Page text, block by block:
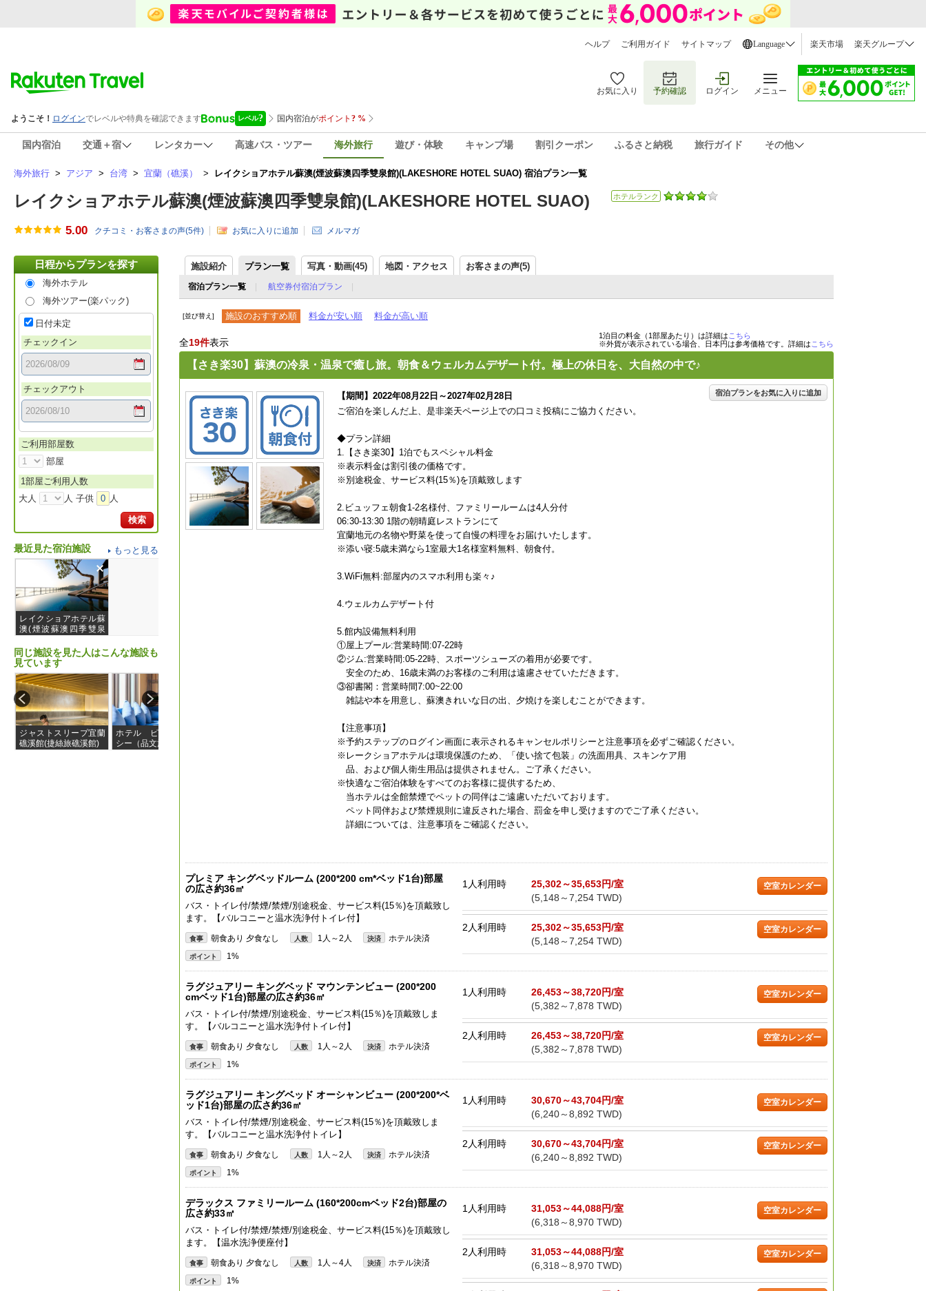
ヘルプ ご利用ガイド サイトマップ Language 楽天市場 楽天グループ
お気に入り 予約確認 ログイン メニュー
国内宿泊 交通＋宿 レンタカー 高速バス・ツアー 海外旅行 遊び・体験 キャンプ場 割引クーポン ふるさと納税 旅行ガイド その他
海外旅行 > アジア > 台湾 > 宜蘭（礁溪） > レイクショアホテル蘇澳(煙波蘇澳四季雙泉館)(LAKESHORE HOTEL SUAO) 宿泊プラン一覧
レイクショアホテル蘇澳(煙波蘇澳四季雙泉館)(LAKESHORE HOTEL SUAO) ホテルランク
5.00 クチコミ・お客さまの声(5件) お気に入りに追加 メルマガ
日程からプランを探す
海外ホテル
海外ツアー(楽パック)
日付未定
チェックイン
チェックアウト
ご利用部屋数
部屋
1部屋ご利用人数
大人
人 子供 0 人
検索
最近見た宿泊施設 もっと見る
レイクショアホテル蘇
澳(煙波蘇澳四季雙泉
同じ施設を見た人はこんな施設も
見ています
ジャストスリープ宜蘭
礁溪館(捷絲旅礁溪館)
ホテル ピン ジャオ
シー（品文旅礁溪）
レイクショアホテル台
南(煙波大飯店台南館)
ル メトロポリス（煙
波大飯店新竹都会館）
(台南晶英酒店)
(台北萬豪酒店)
プリング ホテル(山樂
施設紹介 プラン一覧 写真・動画(45) 地図・アクセス お客さまの声(5)
宿泊プラン一覧 航空券付宿泊プラン
[並び替え] 施設のおすすめ順 料金が安い順 料金が高い順
全19件表示
1泊目の料金（1部屋あたり）は詳細は こちら
※外貨が表示されている場合、日本円は参考価格です。詳細は こちら
【さき楽30】蘇澳の冷泉・温泉で癒し旅。朝食＆ウェルカムデザート付。極上の休日を、大自然の中で♪
宿泊プランをお気に入りに追加
【期間】2022年08月22日～2027年02月28日
ご宿泊を楽しんだ上、是非楽天ページ上での口コミ投稿にご協力ください。
◆プラン詳細
1.【さき楽30】1泊でもスペシャル料金
※表示料金は割引後の価格です。
※別途税金、サービス料(15％)を頂戴致します
2.ビュッフェ朝食1-2名様付、ファミリールームは4人分付
06:30-13:30 1階の朝晴庭レストランにて
宜蘭地元の名物や野菜を使って自慢の料理をお届けいたします。
※添い寝:5歳未満なら1室最大1名様室料無料、朝食付。
3.WiFi無料:部屋内のスマホ利用も楽々♪
4.ウェルカムデザート付
5.館内設備無料利用
①屋上プール:営業時間:07-22時
②ジム:営業時間:05-22時、スポーツシューズの着用が必要です。
安全のため、16歳未満のお客様のご利用は遠慮させていただきます。
③卻書閣：営業時間7:00~22:00
雑誌や本を用意し、蘇澳きれいな日の出、夕焼けを楽しむことができます。
【注意事項】
※予約ステップのログイン画面に表示されるキャンセルポリシーと注意事項を必ずご確認ください。
※レークショアホテルは環境保護のため、「使い捨て包装」の洗面用具、スキンケア用
品、および個人衛生用品は提供されません。ご了承ください。
※快適なご宿泊体験をすべてのお客様に提供するため、
当ホテルは全館禁煙でペットの同伴はご遠慮いただいております。
ペット同伴および禁煙規則に違反された場合、罰金を申し受けますのでご了承ください。
詳細については、注意事項をご確認ください。
プレミア キングベッドルーム (200*200 cm*ベッド1台)部屋
の広さ約36㎡
バス・トイレ付/禁煙/禁煙/別途税金、サービス料(15％)を頂戴致し
ます。【バルコニーと温水洗浄付トイレ付】
食事 朝食あり 夕食なし 人数 1人～2人 決済 ホテル決済
ポイント 1%
1人利用時
25,302～35,653円/室
(5,148～7,254 TWD)
空室カレンダー
2人利用時
25,302～35,653円/室
(5,148～7,254 TWD)
空室カレンダー
ラグジュアリー キングベッド マウンテンビュー (200*200
cmベッド1台)部屋の広さ約36㎡
バス・トイレ付/禁煙/別途税金、サービス料(15％)を頂戴致しま
す。【バルコニーと温水洗浄付トイレ付】
食事 朝食あり 夕食なし 人数 1人～2人 決済 ホテル決済
ポイント 1%
1人利用時
26,453～38,720円/室
(5,382～7,878 TWD)
空室カレンダー
2人利用時
26,453～38,720円/室
(5,382～7,878 TWD)
空室カレンダー
ラグジュアリー キングベッド オーシャンビュー (200*200*ベ
ッド1台)部屋の広さ約36㎡
バス・トイレ付/禁煙/別途税金、サービス料(15％)を頂戴致しま
す。【バルコニーと温水洗浄付トイレ】
食事 朝食あり 夕食なし 人数 1人～2人 決済 ホテル決済
ポイント 1%
1人利用時
30,670～43,704円/室
(6,240～8,892 TWD)
空室カレンダー
2人利用時
30,670～43,704円/室
(6,240～8,892 TWD)
空室カレンダー
デラックス ファミリールーム (160*200cmベッド2台)部屋の
広さ約33㎡
バス・トイレ付/禁煙/禁煙/別途税金、サービス料(15％)を頂戴致し
ます。【温水洗浄便座付】
食事 朝食あり 夕食なし 人数 1人～4人 決済 ホテル決済
ポイント 1%
1人利用時
31,053～44,088円/室
(6,318～8,970 TWD)
空室カレンダー
2人利用時
31,053～44,088円/室
(6,318～8,970 TWD)
空室カレンダー